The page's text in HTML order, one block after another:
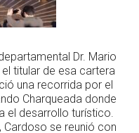
Dr. Mario
titular de esa cartera
una recorrida por el
Charqueada donde
el desarrollo turístico.
Cardoso se reunió con